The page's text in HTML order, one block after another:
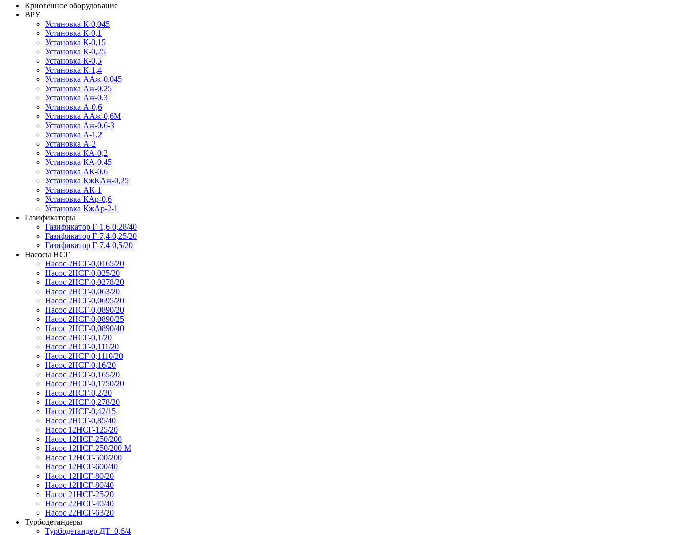
Криогенное оборудование
ВРУ
Установка К-0,045
Установка К-0,1
Установка К-0,15
Установка К-0,25
Установка К-0,5
Установка К-1,4
Установка ААж-0,045
Установка Аж-0,25
Установка Аж-0,3
Установка А-0,6
Установка ААж-0,6М
Установка Аж-0,6-3
Установка А-1,2
Установка А-2
Установка КА-0,2
Установка КА-0,45
Установка АК-0,6
Установка КжКАж-0,25
Установка АК-1
Установка КАр-0,6
Установка КжАр-2-1
Газификаторы
Газификатор Г-1,6-0,28/40
Газификатор Г-7,4-0,25/20
Газификатор Г-7,4-0,5/20
Насосы НСГ
Насос 2НСГ-0,0165/20
Насос 2НСГ-0,025/20
Насос 2НСГ-0,0278/20
Насос 2НСГ-0,063/20
Насос 2НСГ-0,0695/20
Насос 2НСГ-0,0890/20
Насос 2НСГ-0,0890/25
Насос 2НСГ-0,0890/40
Насос 2НСГ-0,1/20
Насос 2НСГ-0,111/20
Насос 2НСГ-0,1110/20
Насос 2НСГ-0,16/20
Насос 2НСГ-0,165/20
Насос 2НСГ-0,1750/20
Насос 2НСГ-0,2/20
Насос 2НСГ-0,278/20
Насос 2НСГ-0,42/15
Насос 2НСГ-0,85/40
Насос 12НСГ-125/20
Насос 12НСГ-250/200
Насос 12НСГ-250/200 М
Насос 12НСГ-500/200
Насос 12НСГ-600/40
Насос 12НСГ-80/20
Насос 12НСГ-80/40
Насос 21НСГ-25/20
Насос 22НСГ-40/40
Насос 22НСГ-63/20
Турбодетандеры
Турбодетандер ДТ–0,6/4